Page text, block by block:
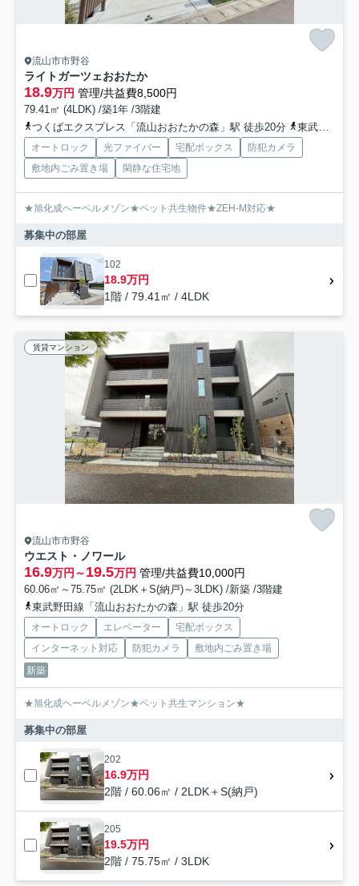
流山市市野谷
ライトガーツェおおたか
18.9万円 管理/共益費8,500円
79.41㎡ (4LDK) /築1年 /3階建
つくばエクスプレス「流山おおたかの森」駅 徒歩20分
東武野田線「流山おおたかの森」駅 徒歩20分
オートロック 光ファイバー 宅配ボックス
防犯カメラ
敷地内ごみ置き場
閑静な住宅地
★旭化成ヘーベルメゾン★ペット共生物件★ZEH-M対応★
募集中の部屋
102
18.9万円
1階 / 79.41㎡ / 4LDK
賃貸マンション
流山市市野谷
ウエスト・ノワール
16.9万円～19.5万円 管理/共益費10,000円
60.06㎡～75.75㎡ (2LDK＋S(納戸)～3LDK) /新築 /3階建
東武野田線「流山おおたかの森」駅 徒歩20分
オートロック エレベーター
宅配ボックス
インターネット対応
防犯カメラ
敷地内ごみ置き場
新築
★旭化成ヘーベルメゾン★ペット共生マンション★
募集中の部屋
202
16.9万円
2階 / 60.06㎡ / 2LDK＋S(納戸)
205
19.5万円
2階 / 75.75㎡ / 3LDK